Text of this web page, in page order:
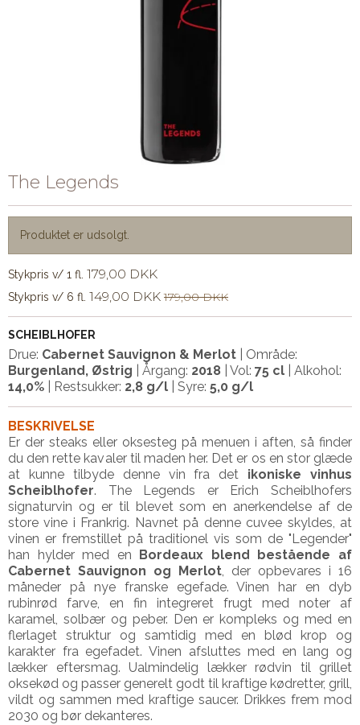
The Legends
Produktet er udsolgt.
Stykpris v/ 1 fl. 179,00 DKK
Stykpris v/ 6 fl. 149,00 DKK 179,00 DKK
SCHEIBLHOFER
Drue: Cabernet Sauvignon & Merlot | Område:
Burgenland, Østrig | Årgang: 2018 Vol: 75 cl
Alkohol:
14,0% | Restsukker: 2,8 g/l | Syre: 5,0 g/l
BESKRIVELSE
Er der steaks eller oksesteg på menuen i aften, så finder
du den rette kavaler til maden her. Det er os en stor glæde
at kunne tilbyde denne vin fra det ikoniske vinhus
Scheiblhofer. The Legends er Erich Scheiblhofers
signaturvin og er til blevet som en anerkendelse af de
store vine i Frankrig. Navnet på denne cuvee skyldes, at
vinen er fremstillet på traditionel vis som de "Legender"
han hylder med en
Bordeaux blend bestående af
Cabernet Sauvignon og Merlot, der opbevares i 16
måneder på nye franske egefade. Vinen har en dyb
rubinrød farve, en fin integreret frugt med noter af
karamel, solbær og peber. Den er kompleks og med en
flerlaget struktur og samtidig med en blød krop og
karakter fra egefadet. Vinen afsluttes med en lang og
lækker eftersmag. Ualmindelig lækker rødvin til grillet
oksekød og passer generelt godt til kraftige kødretter, grill,
vildt og sammen med kraftige saucer. Drikkes frem mod
2030 og bør dekanteres.